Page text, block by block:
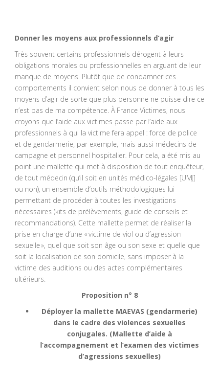
Donner les moyens aux professionnels d’agir
Très souvent certains professionnels dérogent à leurs
obligations morales ou professionnelles en arguant de leur
manque de moyens. Plutôt que de condamner ces
comportements il convient selon nous de donner à tous les
moyens d’agir de sorte que plus personne ne puisse dire ce
n’est pas de ma compétence. À France Victimes, nous
croyons que l’aide aux victimes passe par l’aide aux
professionnels à qui la victime fera appel : force de police
et de gendarmerie, par exemple, mais aussi médecins de
campagne et personnel hospitalier. Pour cela, a été mis au
point une mallette qui met à disposition de tout enquêteur,
de tout médecin (qu’il soit en unités médico-légales [UMJ]
ou non), un ensemble d’outils méthodologiques lui
permettant de procéder à toutes les investigations
nécessaires (kits de prélèvements, guide de conseils et
recommandations). Cette mallette permet de réaliser la
prise en charge d’une « victime de viol ou d’agression
sexuelle », quel que soit son âge ou son sexe et quelle que
soit la localisation de son domicile, sans imposer à la
victime des auditions ou des actes complémentaires
ultérieurs.
Proposition n° 8
Déployer la mallette MAEVAS (gendarmerie)
dans le cadre des violences sexuelles
conjugales. (Mallette d’aide à
l’accompagnement et l’examen des victimes
d’agressions sexuelles)